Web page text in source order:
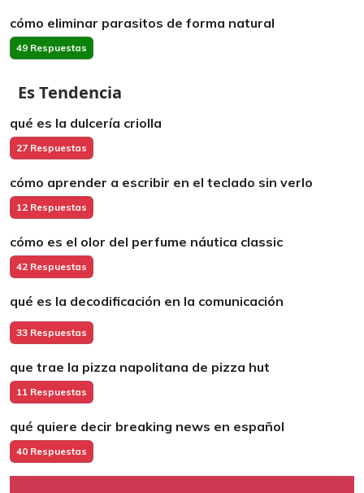
cómo eliminar parasitos de forma natural
49 Respuestas
Es Tendencia
qué es la dulcería criolla
27 Respuestas
cómo aprender a escribir en el teclado sin verlo
12 Respuestas
cómo es el olor del perfume náutica classic
42 Respuestas
qué es la decodificación en la comunicación
33 Respuestas
que trae la pizza napolitana de pizza hut
11 Respuestas
qué quiere decir breaking news en español
40 Respuestas